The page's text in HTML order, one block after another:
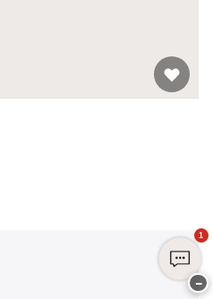
1
−